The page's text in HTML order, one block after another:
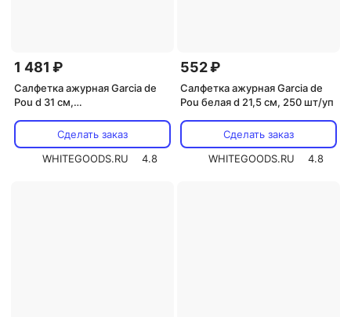
1 481 ₽
Салфетка ажурная Garcia de
Pou d 31 см,
целлюлоза, 100 шт
Сделать заказ
WHITEGOODS.RU
4.8
552 ₽
Салфетка ажурная Garcia de
Pou белая d 21,5 см, 250 шт/уп
Сделать заказ
WHITEGOODS.RU
4.8